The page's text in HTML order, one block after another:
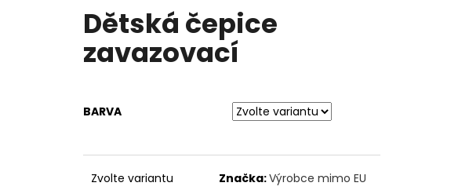
produktu
je
z
Dětská čepice
zavazovací
BARVA
Zvolte variantu Značka:Výrobce mimo EU